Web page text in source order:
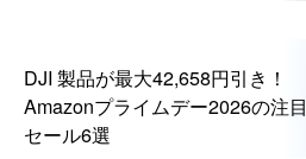
DJI 製品が最大42,658円引き！
Amazonプライムデー2026の注目
セール6選